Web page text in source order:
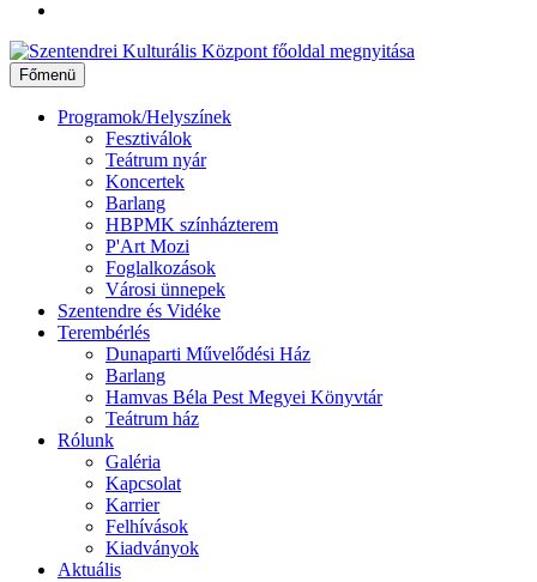
Ugrás
a
tartalomhoz
Főmenü
Programok/Helyszínek
Fesztiválok
Teátrum nyár
Koncertek
Barlang
HBPMK színházterem
P'Art Mozi
Foglalkozások
Városi ünnepek
Szentendre és Vidéke
Terembérlés
Dunaparti Művelődési Ház
Barlang
Hamvas Béla Pest Megyei Könyvtár
Teátrum ház
Rólunk
Galéria
Kapcsolat
Karrier
Felhívások
Kiadványok
Aktuális